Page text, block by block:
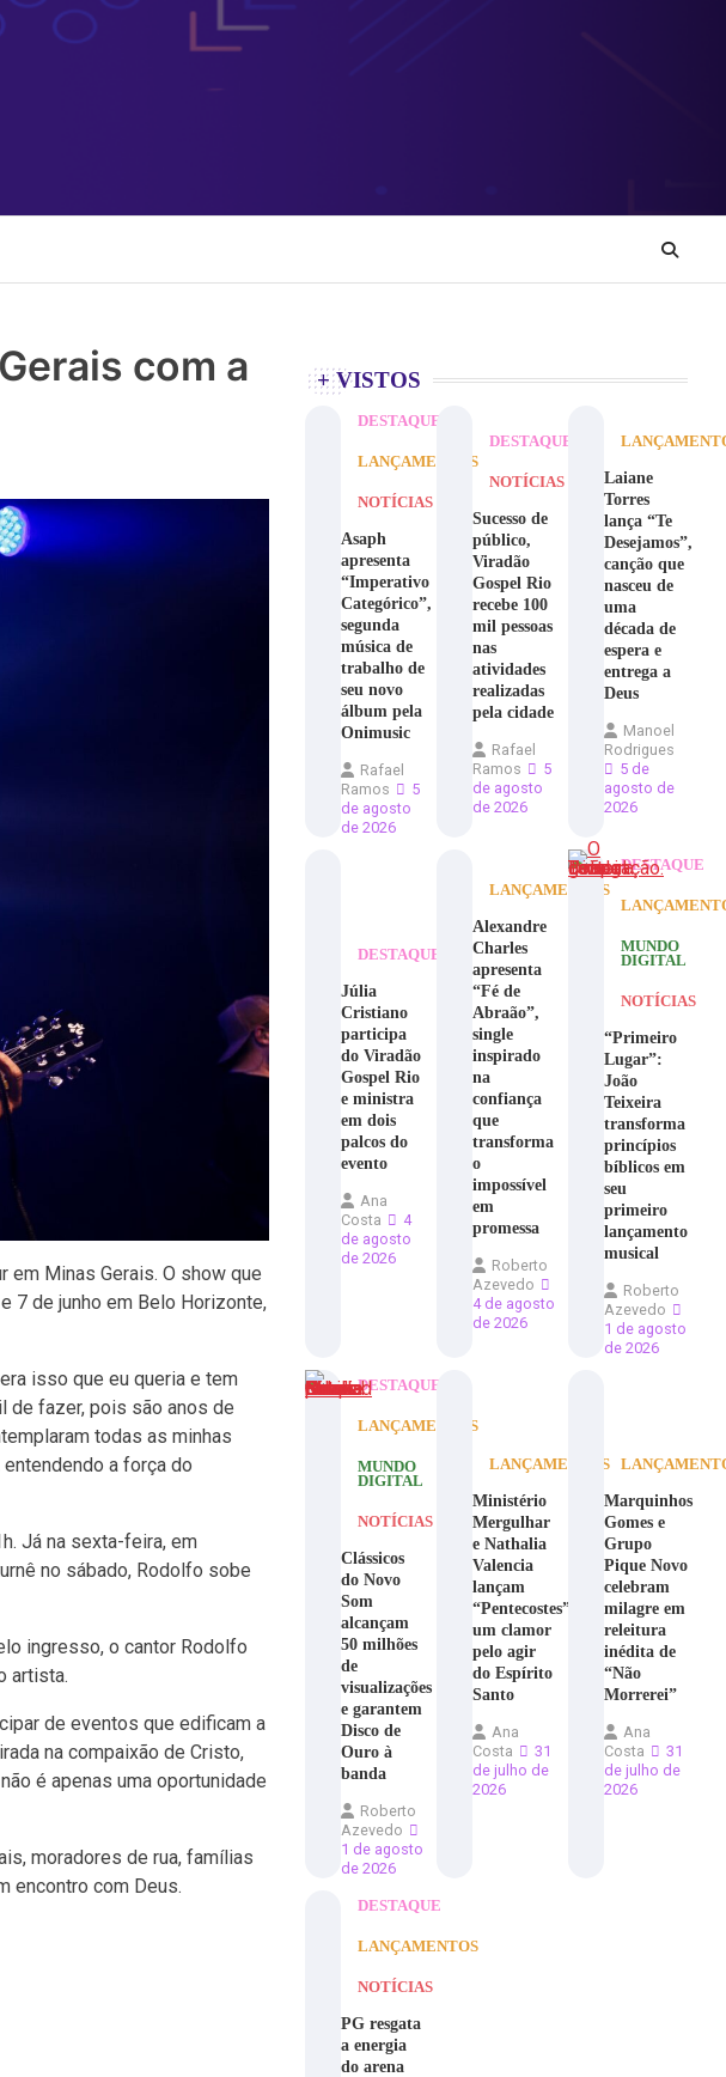
com a
Minas Gerais. O show que
7 de junho em Belo Horizonte,
isso que eu queria e tem
de fazer, pois são anos de
todas as minhas
a força do
Já na sexta-feira, em
no sábado, Rodolfo sobe
ingresso, o cantor Rodolfo
artista.
de eventos que edificam a
na compaixão de Cristo,
é apenas uma oportunidade
moradores de rua, famílias
encontro com Deus.
+ VISTOS
DESTAQUE
LANÇAMENTOS
NOTÍCIAS
Asaph
apresenta
“Imperativo
Categórico”,
segunda
música de
trabalho de
seu novo
álbum pela
Onimusic
Rafael
Ramos
5
de agosto
de 2026
DESTAQUE
NOTÍCIAS
Sucesso de
público,
Viradão
Gospel Rio
recebe 100
mil pessoas
nas
atividades
realizadas
pela cidade
Rafael
Ramos
5
de agosto
de 2026
Laiane
Torres
lança “Te
Desejamos”,
canção que
nasceu de
uma
década de
espera e
entrega a
Deus
Manoel
Rodrigues
5 de
agosto de
2026
DESTAQUE
Júlia
Cristiano
participa
do Viradão
Gospel Rio
e ministra
em dois
palcos do
evento
Ana
Costa
4
de agosto
de 2026
LANÇAMENTOS
Alexandre
Charles
apresenta
“Fé de
Abraão”,
single
inspirado
na
confiança
que
transforma
o
impossível
em
promessa
Roberto
Azevedo
4 de agosto
de 2026
DESTAQUE
MUNDO
DIGITAL
NOTÍCIAS
“Primeiro
Lugar”:
João
Teixeira
transforma
princípios
bíblicos em
seu
primeiro
lançamento
musical
Roberto
Azevedo
1 de agosto
de 2026
DESTAQUE
LANÇAMENTOS
MUNDO
DIGITAL
NOTÍCIAS
Clássicos
do Novo
Som
alcançam
50 milhões
de
visualizações
e garantem
Disco de
Ouro à
banda
Roberto
Azevedo
1 de agosto
de 2026
LANÇAMENTOS
Ministério
Mergulhar
e Nathalia
Valencia
lançam
“Pentecostes”,
um clamor
pelo agir
do Espírito
Santo
Ana
Costa
31
de julho de
2026
Marquinhos
Gomes e
Grupo
Pique Novo
celebram
milagre em
releitura
inédita de
“Não
Morrerei”
Ana
Costa
31
de julho de
2026
DESTAQUE
LANÇAMENTOS
NOTÍCIAS
PG resgata
a energia
do arena